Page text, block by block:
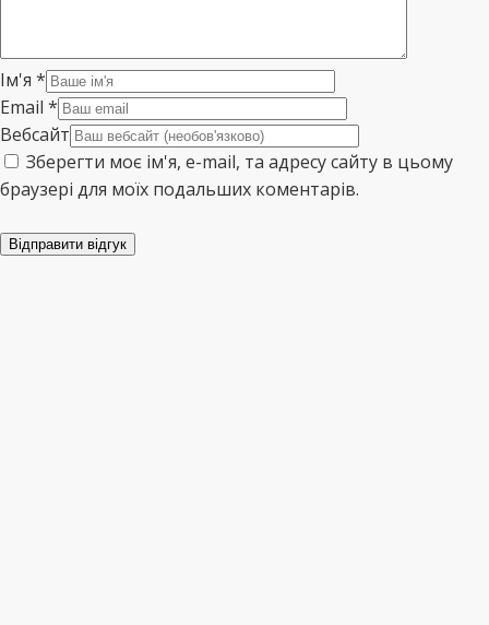
Ім'я *
Email *
Вебсайт
Зберегти моє ім'я, e-mail, та адресу сайту в цьому
браузері для моїх подальших коментарів.
Відправити відгук